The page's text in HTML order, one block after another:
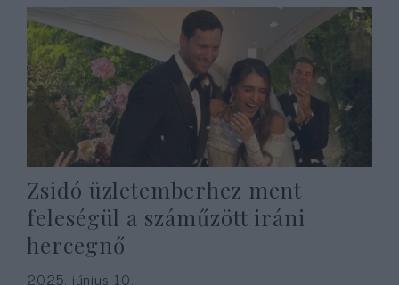
Zsidó üzletemberhez ment
feleségül a száműzött iráni
hercegnő
2025. június 10.